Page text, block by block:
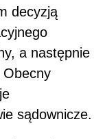
decyzją
a następnie
Obecny
sądownicze.